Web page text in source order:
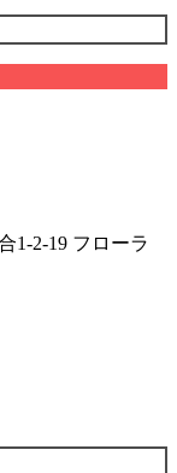
1-2-19 フローラ